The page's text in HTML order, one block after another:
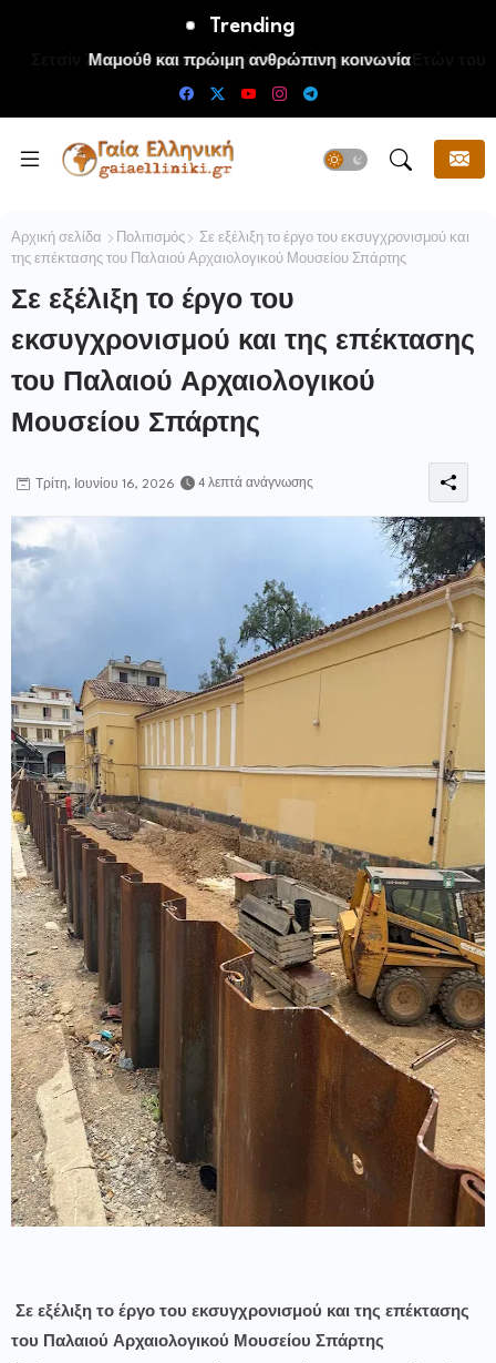
Trending
Μαμούθ και πρώιμη ανθρώπινη κοινωνία
Αρχική σελίδα Πολιτισμός
Σε εξέλιξη το έργο του εκσυγχρονισμού και
της επέκτασης του Παλαιού Αρχαιολογικού Μουσείου Σπάρτης
Σε εξέλιξη το έργο του
εκσυγχρονισμού και της επέκτασης
του Παλαιού Αρχαιολογικού
Μουσείου Σπάρτης
Τρίτη, Ιουνίου 16, 2026 4 λεπτά ανάγνωσης
Σε εξέλιξη το έργο του εκσυγχρονισμού και της επέκτασης
του Παλαιού Αρχαιολογικού Μουσείου Σπάρτης